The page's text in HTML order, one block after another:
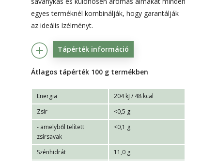
egyes terméknél kombinálják, hogy garantálják
az ideális ízélményt.
Tápérték információ
Átlagos tápérték 100 g termékben
Energia
204 kJ / 48 kcal
Zsír
<0,5 g
- amelyből telített
zsírsavak
<0,1 g
Szénhidrát
11,0 g